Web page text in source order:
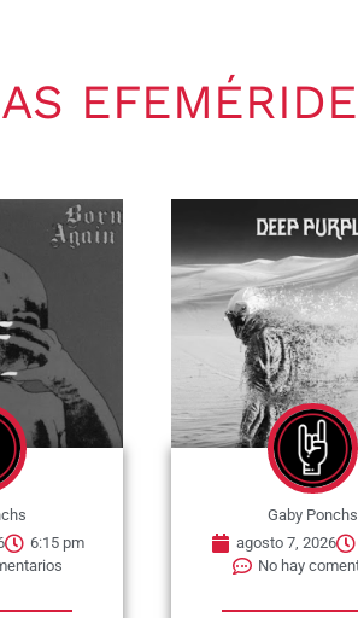
6:15 pm
Gaby Ponchs
agosto 7, 2026
No hay